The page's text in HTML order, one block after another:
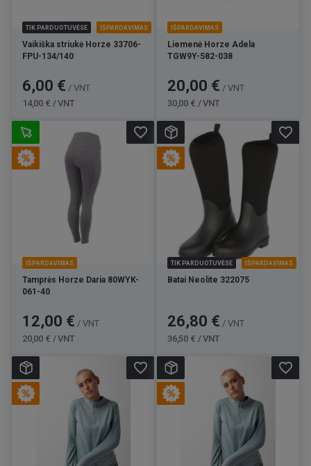
TIK PARDUOTUVĖSE IŠPARDAVIMAS
Vaikiška striukė Horze 33706-
FPU-134/140
Kaina
6,00 € / VNT
14,00 € / VNT
IŠPARDAVIMAS
Liemenė Horze Adela
TGW9Y-582-038
Kaina
20,00 € / VNT
30,00 € / VNT
IŠPARDAVIMAS
Tamprės Horze Daria 80WYK-
061-40
Kaina
12,00 € / VNT
20,00 € / VNT
favorite_border
TIK PARDUOTUVĖSE IŠPARDAVIMAS
Batai Neolite 322075
Kaina
26,80 € / VNT
36,50 € / VNT
favorite_border
favorite_border favorite_border